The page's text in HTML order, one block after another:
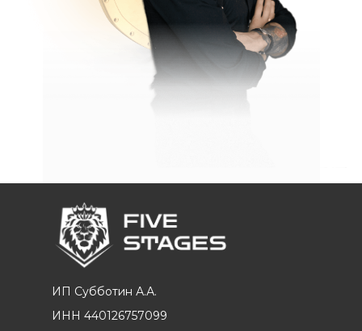
ИП Субботин А.А.
ИНН 440126757099